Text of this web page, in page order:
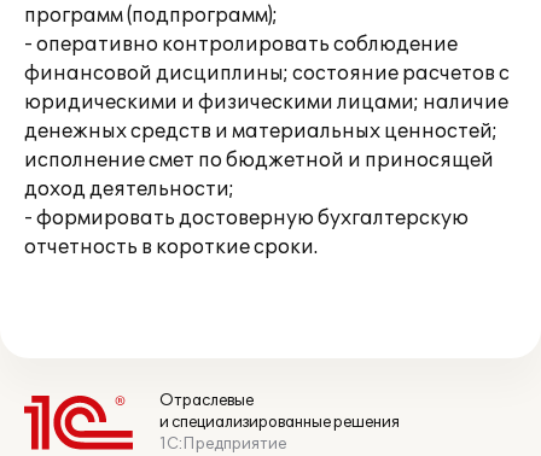
программ (подпрограмм);
- оперативно контролировать соблюдение
финансовой дисциплины; состояние расчетов с
юридическими и физическими лицами; наличие
денежных средств и материальных ценностей;
исполнение смет по бюджетной и приносящей
доход деятельности;
- формировать достоверную бухгалтерскую
отчетность в короткие сроки.
Отраслевые
и специализированные решения
1С:Предприятие